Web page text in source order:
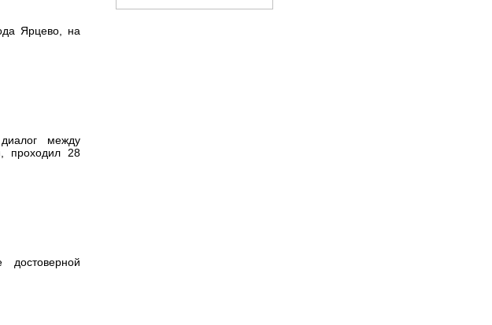
Ярцево, на
между
проходил 28